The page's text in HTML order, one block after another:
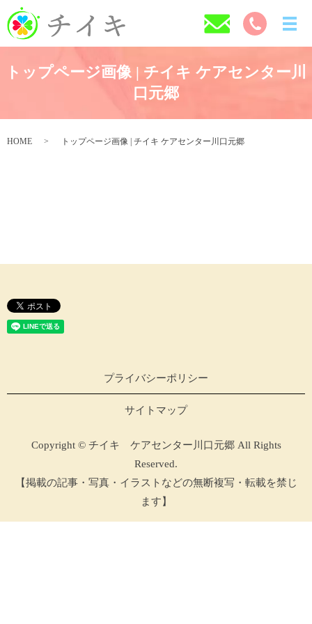
トップページ画像 | チイキ ケアセンター川
口元郷
HOME トップページ画像 | チイキ ケアセンター川口元郷
プライバシーポリシー
サイトマップ
Copyright © チイキ ケアセンター川口元郷 All Rights
Reserved.
【掲載の記事・写真・イラストなどの無断複写・転載を禁じ
ます】